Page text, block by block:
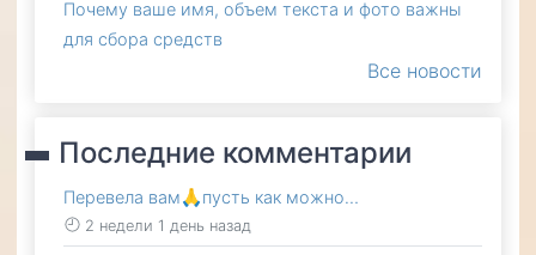
Почему ваше имя, объем текста и фото важны
для сбора средств
Все новости
Последние комментарии
Перевела вам🙏пусть как можно…
2 недели 1 день назад